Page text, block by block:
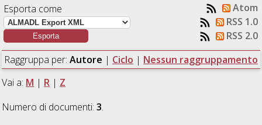
Esporta come
Atom
RSS 1.0
RSS 2.0
Raggruppa per: Autore | Ciclo | Nessun raggruppamento
Vai a: M | R | Z
Numero di documenti:3.